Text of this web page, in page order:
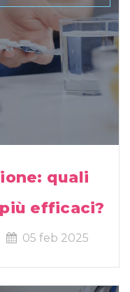
quali
efficaci?
05 feb 2025